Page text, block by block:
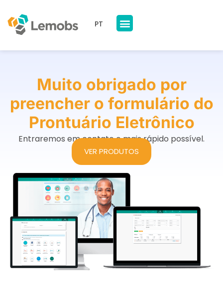
PT
Muito obrigado por
preencher o formulário do
Prontuário Eletrônico
Entraremos em contato o mais rápido possível.
VER PRODUTOS